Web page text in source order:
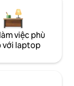
việc phù
với laptop